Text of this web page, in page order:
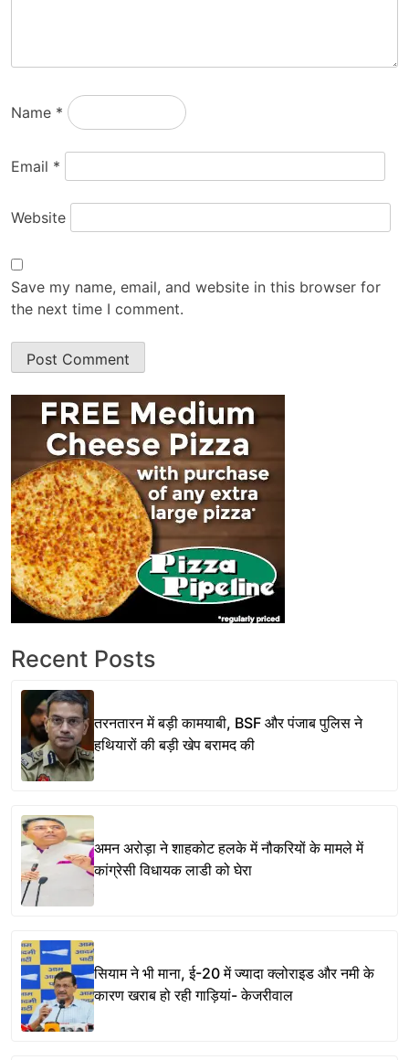
Name *
Email *
Website
Save my name, email, and website in this browser for
the next time I comment.
Recent Posts
तरनतारन में बड़ी कामयाबी, BSF और पंजाब पुलिस ने
हथियारों की बड़ी खेप बरामद की
अमन अरोड़ा ने शाहकोट हलके में नौकरियों के मामले में
कांग्रेसी विधायक लाडी को घेरा
सियाम ने भी माना, ई-20 में ज्यादा क्लोराइड और नमी के
कारण खराब हो रही गाड़ियां- केजरीवाल